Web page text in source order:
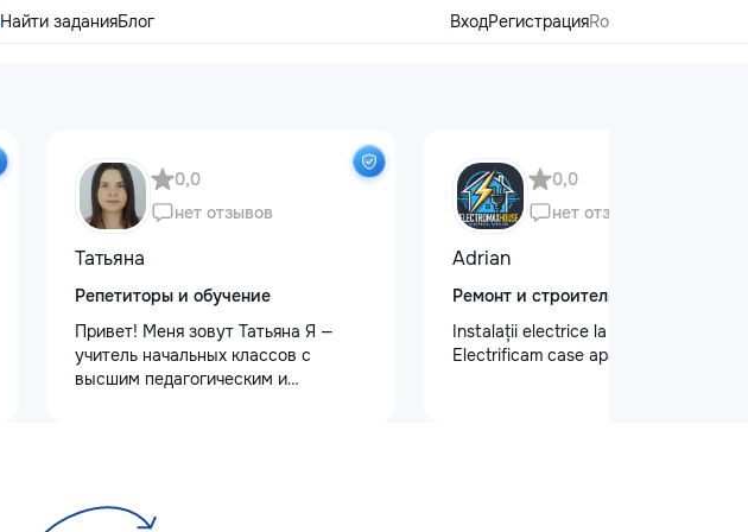
Найти заданияБлог ВходРегистрацияRo
0,0
нет отзывов
Татьяна
Репетиторы и обучение
Привет! Меня зовут Татьяна Я —
учитель начальных классов с
высшим педагогическим и
✨ развитие речи и логического
0,0
нет отзывов
Adrian
Ремонт и строительство
Instalații electrice la cel mai înalt nivel
Electrificam case apartamente oficii